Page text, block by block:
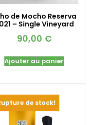
de Mocho Reserva
– Single Vineyard
90,00 €
Ajouter au panier
de stock!